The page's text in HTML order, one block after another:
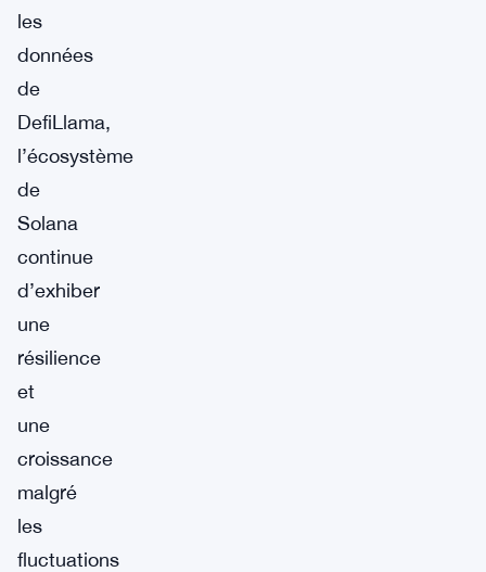
les
données
de
DefiLlama,
l’écosystème
de
Solana
continue
d’exhiber
une
résilience
et
une
croissance
malgré
les
fluctuations